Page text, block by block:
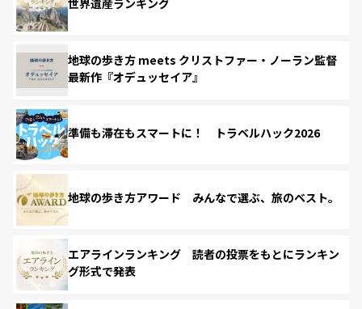
世界遺産ランキング
地球の歩き方 meets クリストファー・ノーラン監督
最新作『オデュッセイア』
準備も滞在もスマートに！ トラベルハック2026
地球の歩き方アワード みんなで選ぶ、旅のベスト。
エアラインランキング 読者の投票をもとにランキン
グ形式で発表